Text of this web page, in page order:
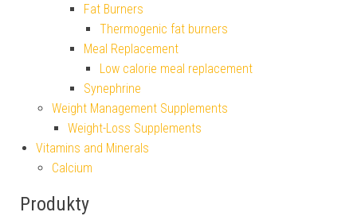
Fat Burners
Thermogenic fat burners
Meal Replacement
Low calorie meal replacement
Synephrine
Weight Management Supplements
Weight-Loss Supplements
Vitamins and Minerals
Calcium
Produkty